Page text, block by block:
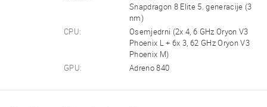
Snapdragon 8 Elite 5. generacije (3
nm)
CPU:
Osemjedrni (2x 4, 6 GHz Oryon V3
Phoenix L + 6x 3, 62 GHz Oryon V3
Phoenix M)
GPU:
Adreno 840